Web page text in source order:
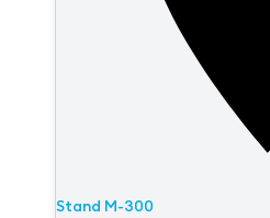
Stand M-300